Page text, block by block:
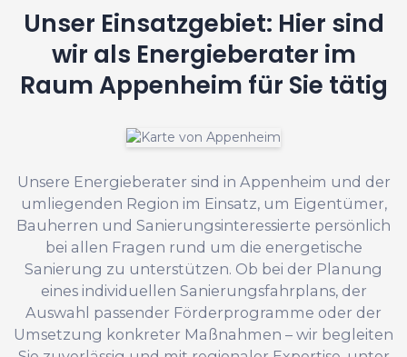
Unser Einsatzgebiet: Hier sind
wir als Energieberater im
Raum Appenheim für Sie tätig
Unsere Energieberater sind in Appenheim und der
umliegenden Region im Einsatz, um Eigentümer,
Bauherren und Sanierungsinteressierte persönlich
bei allen Fragen rund um die energetische
Sanierung zu unterstützen. Ob bei der Planung
eines individuellen Sanierungsfahrplans, der
Auswahl passender Förderprogramme oder der
Umsetzung konkreter Maßnahmen – wir begleiten